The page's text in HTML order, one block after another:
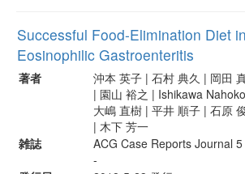
Successful Food-Elimination Diet
Eosinophilic Gastroenteritis
著者
沖本 英子 | 石村 典久 | 岡田
| 園山 裕之 | Ishikawa
大嶋 直樹 | 平井 順子 | 石原
| 木下 芳一
雑誌
ACG Case Reports Journal
-